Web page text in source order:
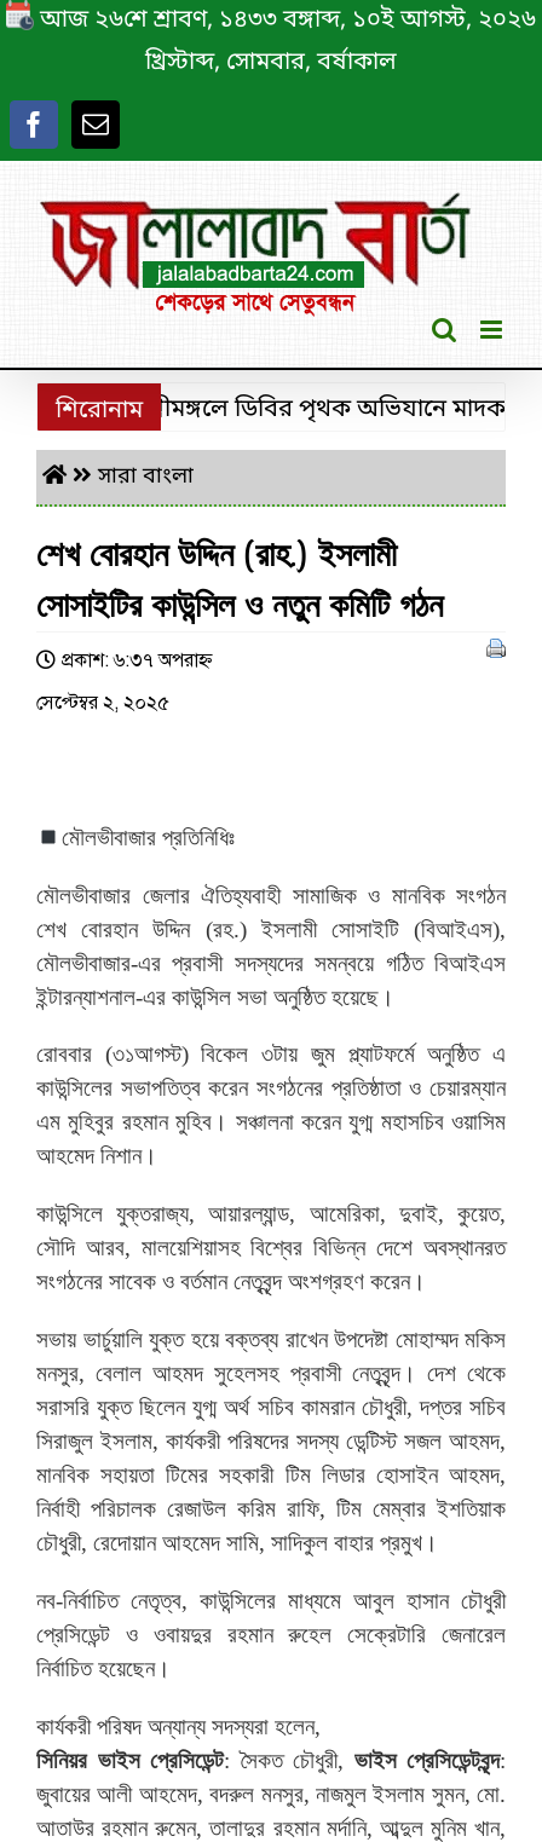
Skip
content
আজ ২৬শে শ্রাবণ, ১৪৩৩ বঙ্গাব্দ, ১০ই আগস্ট, ২০২৬
খ্রিস্টাব্দ, সোমবার, বর্ষাকাল
শিরোনামশ্রীমঙ্গলে ডিবির পৃথক অভিযানে মাদকসহ ৩
সারা বাংলা
শেখ বোরহান উদ্দিন (রাহ.) ইসলামী
সোসাইটির কাউন্সিল ও নতুন কমিটি গঠন
প্রকাশ: ৬:৩৭ অপরাহ্ণ
সেপ্টেম্বর ২, ২০২৫
মৌলভীবাজার প্রতিনিধিঃ
মৌলভীবাজার জেলার ঐতিহ্যবাহী সামাজিক ও মানবিক সংগঠন
শেখ বোরহান উদ্দিন (রহ.) ইসলামী সোসাইটি (বিআইএস),
মৌলভীবাজার-এর প্রবাসী সদস্যদের সমন্বয়ে গঠিত বিআইএস
ইন্টারন্যাশনাল-এর কাউন্সিল সভা অনুষ্ঠিত হয়েছে।
রোববার (৩১আগস্ট) বিকেল ৩টায় জুম প্ল্যাটফর্মে অনুষ্ঠিত এ
কাউন্সিলের সভাপতিত্ব করেন সংগঠনের প্রতিষ্ঠাতা ও চেয়ারম্যান
এম মুহিবুর রহমান মুহিব। সঞ্চালনা করেন যুগ্ম মহাসচিব ওয়াসিম
আহমেদ নিশান।
কাউন্সিলে যুক্তরাজ্য, আয়ারল্যান্ড, আমেরিকা, দুবাই, কুয়েত,
সৌদি আরব, মালয়েশিয়াসহ বিশ্বের বিভিন্ন দেশে অবস্থানরত
সংগঠনের সাবেক ও বর্তমান নেতৃবৃন্দ অংশগ্রহণ করেন।
সভায় ভার্চুয়ালি যুক্ত হয়ে বক্তব্য রাখেন উপদেষ্টা মোহাম্মদ মকিস
মনসুর, বেলাল আহমদ সুহেলসহ প্রবাসী নেতৃবৃন্দ। দেশ থেকে
সরাসরি যুক্ত ছিলেন যুগ্ম অর্থ সচিব কামরান চৌধুরী, দপ্তর সচিব
সিরাজুল ইসলাম, কার্যকরী পরিষদের সদস্য ডেন্টিস্ট সজল আহমদ,
মানবিক সহায়তা টিমের সহকারী টিম লিডার হোসাইন আহমদ,
নির্বাহী পরিচালক রেজাউল করিম রাফি, টিম মেম্বার ইশতিয়াক
চৌধুরী, রেদোয়ান আহমেদ সামি, সাদিকুল বাহার প্রমুখ।
নব-নির্বাচিত নেতৃত্ব, কাউন্সিলের মাধ্যমে আবুল হাসান চৌধুরী
প্রেসিডেন্ট ও ওবায়দুর রহমান রুহেল সেক্রেটারি জেনারেল
নির্বাচিত হয়েছেন।
কার্যকরী পরিষদ অন্যান্য সদস্যরা হলেন,
সিনিয়র ভাইস প্রেসিডেন্ট: সৈকত চৌধুরী, ভাইস প্রেসিডেন্টবৃন্দ:
জুবায়ের আলী আহমেদ, বদরুল মনসুর, নাজমুল ইসলাম সুমন, মো.
আতাউর রহমান রুমেন, তালাদুর রহমান মর্দানি, আব্দুল মুনিম খান,